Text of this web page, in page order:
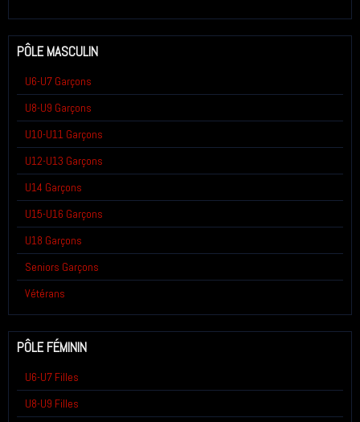
PÔLE MASCULIN
U6-U7 Garçons
U8-U9 Garçons
U10-U11 Garçons
U12-U13 Garçons
U14 Garçons
U15-U16 Garçons
U18 Garçons
Seniors Garçons
Vétérans
PÔLE FÉMININ
U6-U7 Filles
U8-U9 Filles